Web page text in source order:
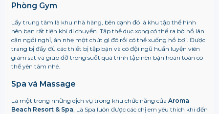
Phòng Gym
Lấy trung tâm là khu nhà hàng, bên cạnh đó là khu tập thể hình
nên bạn rất tiện khi di chuyển. Tập thể dục xong có thể ra bờ hồ lân
cận ngồi nghỉ, ăn nhẹ một chút gì đó rồi có thể xuống hồ bơi. Được
trang bị đầy đủ các thiết bị tập bạn và có đội ngũ huấn luyện viên
giám sát và giúp đỡ trong suốt quá trình tập nên bạn hoàn toàn có
thể yên tâm nhé.
Spa và Massage
Là một trong những dịch vụ trong khu chức năng của Aroma
Beach Resort & Spa, Lá Spa luôn được các chị em yêu thích khi đến